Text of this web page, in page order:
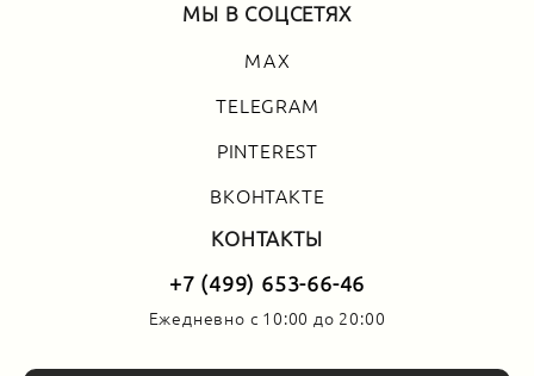
МЫ В СОЦСЕТЯХ
MAX
TELEGRAM
PINTEREST
ВКОНТАКТЕ
КОНТАКТЫ
+7 (499) 653-66-46
Ежедневно с 10:00 до 20:00